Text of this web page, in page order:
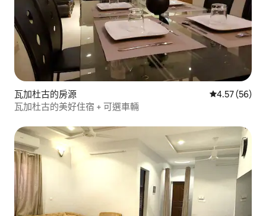
瓦加杜古的房源 從 56 則評價
4.57 (56)
瓦加杜古的美好住宿 + 可選車輛